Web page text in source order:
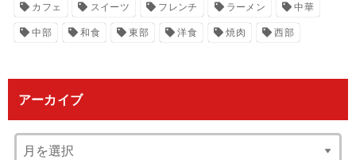
カフェ スイーツ フレンチ ラーメン 中華
中部 和食 東部 洋食 焼肉 西部
アーカイブ